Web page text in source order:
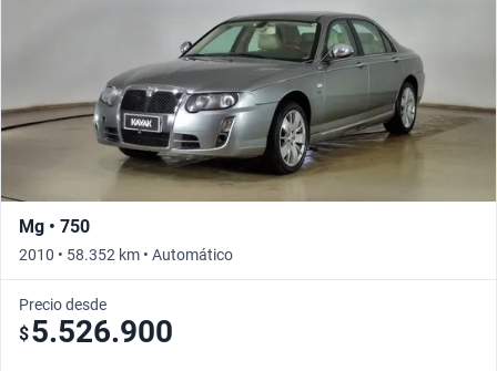
Mg • 750
2010 • 58.352 km • Automático
Precio desde
$5.526.900